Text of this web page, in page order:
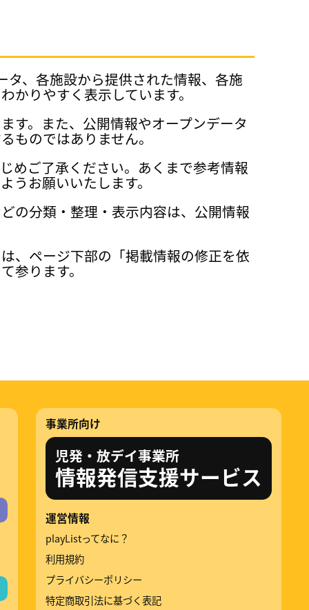
、各施設から提供された情報、各施
りやすく表示しています。
す。また、公開情報やオープンデータ
ものではありません。
めご了承ください。あくまで参考情報
お願いいたします。
の分類・整理・表示内容は、公開情報
、ページ下部の「掲載情報の修正を依
参ります。
事業所向け
児発・放デイ事業所
情報発信支援サービス
運営情報
playListってなに？
利用規約
プライバシーポリシー
特定商取引法に基づく表記